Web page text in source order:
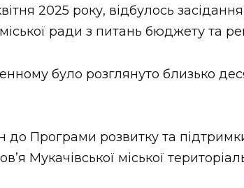
2025 року, відбулось засідання
ради з питань бюджету та
було розглянуто близько
до Програми розвитку та
Мукачівської міської